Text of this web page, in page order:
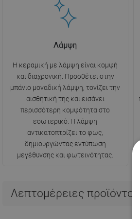
Λάμψη
Η κεραμική με λάμψη είναι κομψή
και διαχρονική. Προσθέτει στην
μπάνιο μοναδική λάμψη, τονίζει την
αισθητική της και εισάγει
περισσότερη κομψότητα στο
εσωτερικό. Η λάμψη
αντικατοπτρίζει το φως,
δημιουργώντας εντύπωση
μεγέθυνσης και φωτεινότητας.
Λεπτομέρειες προϊόντος